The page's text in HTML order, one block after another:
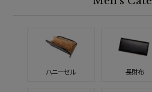
ハニーセル 長財布